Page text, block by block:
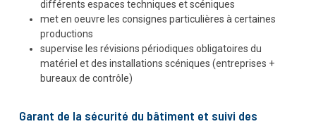
différents espaces techniques et scéniques
met en oeuvre les consignes particulières à certaines
productions
supervise les révisions périodiques obligatoires du
matériel et des installations scéniques (entreprises +
bureaux de contrôle)
Garant de la sécurité du bâtiment et suivi des